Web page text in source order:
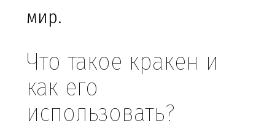
мир.
Что такое кракен и
как его
использовать?